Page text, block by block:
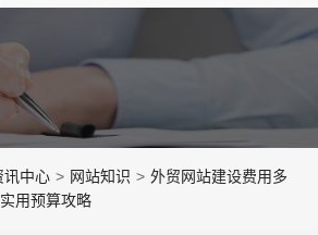
讯中心 > 网站知识 > 外贸网站建设费用多
用预算攻略